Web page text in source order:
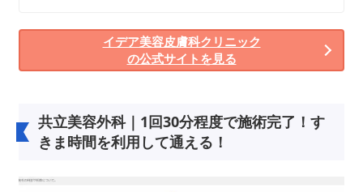
イデア美容皮膚科クリニック
の公式サイトを見る
共立美容外科｜1回30分程度で施術完了！す
きま時間を利用して通える！